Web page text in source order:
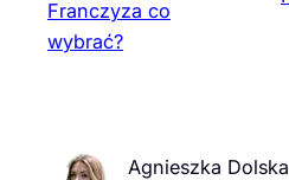
Franczyza co
wybrać?
Agnieszka Dolska